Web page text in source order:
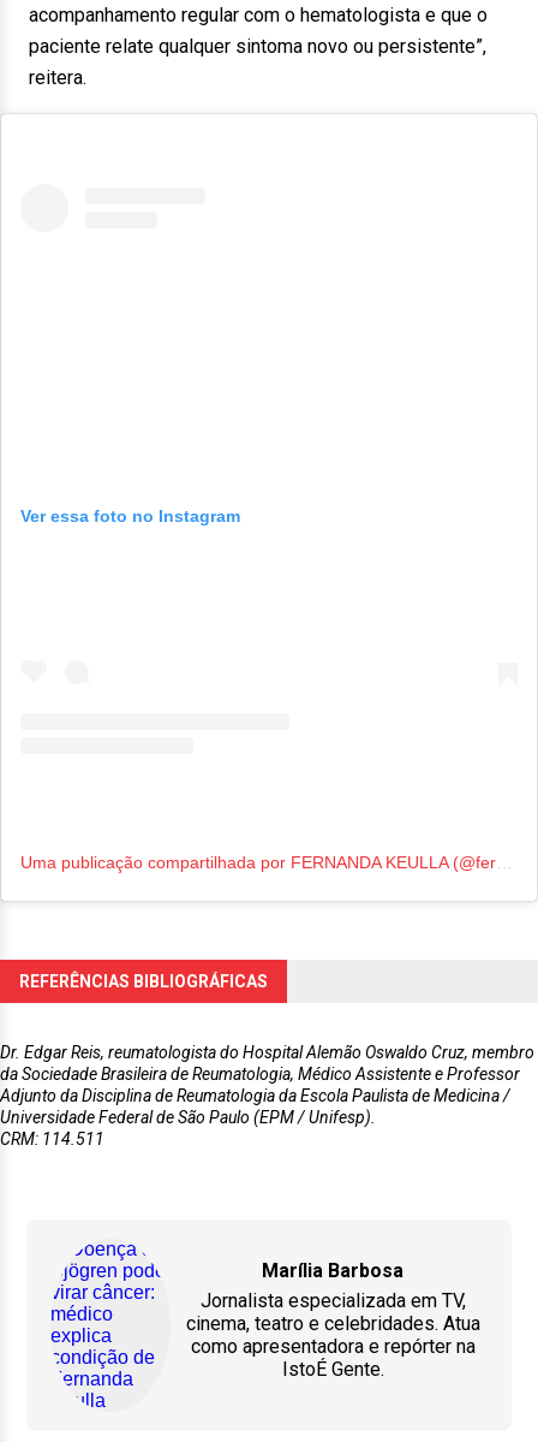
acompanhamento regular com o hematologista e que o
paciente relate qualquer sintoma novo ou persistente”,
reitera.
Ver essa foto no Instagram
Uma publicação compartilhada por FERNANDA KEULLA (@fernandakeulla)
REFERÊNCIAS BIBLIOGRÁFICAS
Dr. Edgar Reis, reumatologista do Hospital Alemão Oswaldo Cruz, membro
da Sociedade Brasileira de Reumatologia, Médico Assistente e Professor
Adjunto da Disciplina de Reumatologia da Escola Paulista de Medicina /
Universidade Federal de São Paulo (EPM / Unifesp).
CRM: 114.511
Marília Barbosa
Jornalista especializada em TV,
cinema, teatro e celebridades. Atua
como apresentadora e repórter na
IstoÉ Gente.